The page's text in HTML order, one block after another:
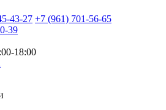
43-27 +7 (961) 701-56-65
39
18:00